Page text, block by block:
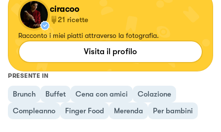
ciracoo
21 ricette
Racconto i miei piatti attraverso la fotografia.
Visita il profilo
PRESENTE IN
Brunch Buffet Cena con amici
Colazione
Compleanno
Finger Food Merenda Per bambini